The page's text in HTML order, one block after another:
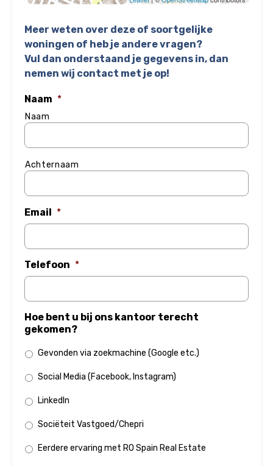
Meer weten over deze of soortgelijke
woningen of heb je andere vragen?
Vul dan onderstaand je gegevens in, dan
nemen wij contact met je op!
Naam *
Naam
Achternaam
Email *
Telefoon *
Hoe bent u bij ons kantoor terecht
gekomen?
Gevonden via zoekmachine (Google etc.)
Social Media (Facebook, Instagram)
LinkedIn
Sociëteit Vastgoed/Chepri
Eerdere ervaring met RO Spain Real Estate